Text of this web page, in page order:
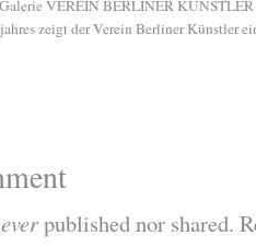
VEREIN BERLINER
zeigt der Verein Berliner Künstler
published nor shared.